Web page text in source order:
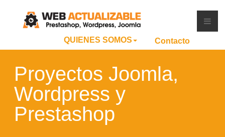
QUIENES SOMOS Contacto
Proyectos Joomla,
Wordpress y
Prestashop